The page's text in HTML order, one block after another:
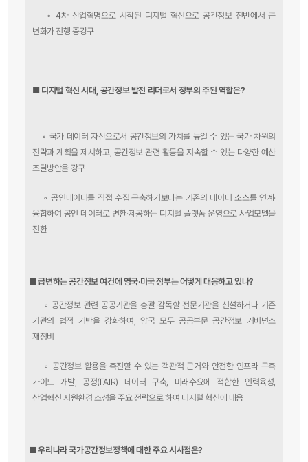
◦ 4차 산업혁명으로 시작된 디지털 혁신으로 공간정보 전반에서 큰
변화가 진행 중강구
■ 디지털 혁신 시대, 공간정보 발전 리더로서 정부의 주된 역할은?
◦ 국가 데이터 자산으로서 공간정보의 가치를 높일 수 있는 국가 차원의
전략과 계획을 제시하고, 공간정보 관련 활동을 지속할 수 있는 다양한 예산
조달방안을 강구
◦ 공인데이터를 직접 수집·구축하기보다는 기존의 데이터 소스를 연계·
융합하여 공인 데이터로 변환·제공하는 디지털 플랫폼 운영으로 사업모델을
전환
■ 급변하는 공간정보 여건에 영국·미국 정부는 어떻게 대응하고 있나?
◦ 공간정보 관련 공공기관을 총괄 감독할 전문기관을 신설하거나 기존
기관의 법적 기반을 강화하여, 양국 모두 공공부문 공간정보 거버넌스
재정비
◦ 공간정보 활용을 촉진할 수 있는 객관적 근거와 안전한 인프라 구축
가이드 개발, 공정(FAIR) 데이터 구축, 미래수요에 적합한 인력육성,
산업혁신 지원환경 조성을 주요 전략으로 하여 디지털 혁신에 대응
■ 우리나라 국가공간정보정책에 대한 주요 시사점은?